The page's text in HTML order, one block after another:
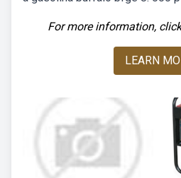
For more information,
LEARN